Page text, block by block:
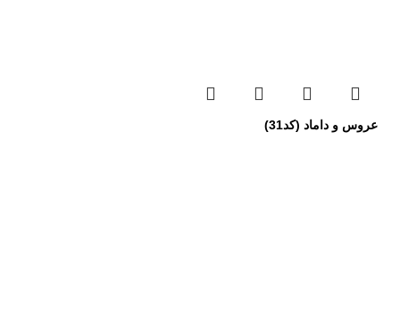
عروس و داماد (کد31)